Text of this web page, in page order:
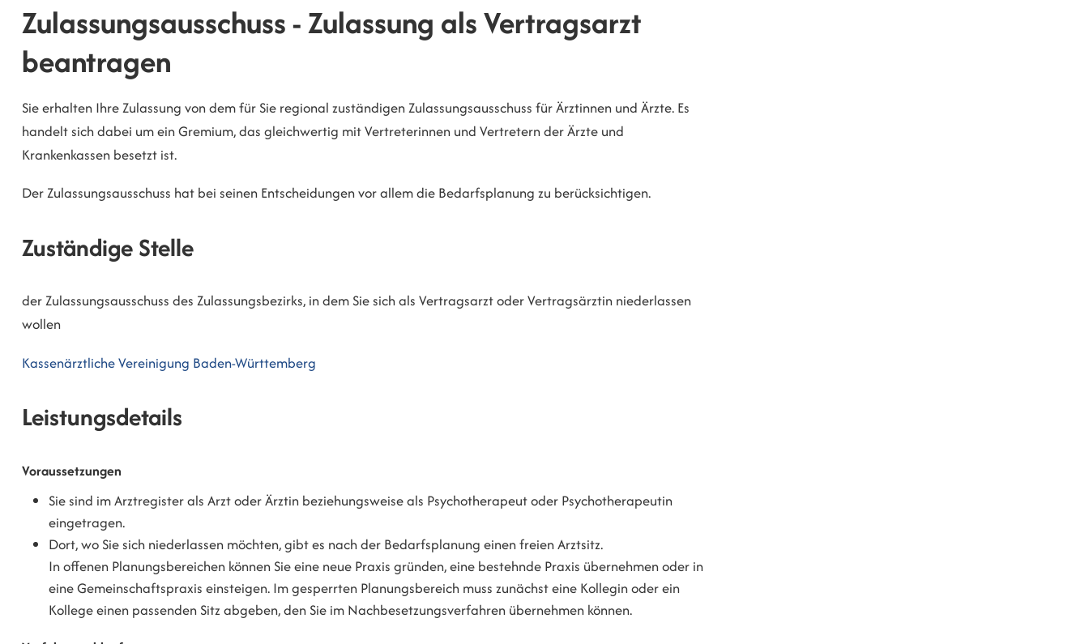
Zulassungsausschuss - Zulassung als Vertragsarzt
beantragen
Sie erhalten Ihre Zulassung von dem für Sie regional zuständigen Zulassungsausschuss für Ärztinnen und Ärzte. Es
handelt sich dabei um ein Gremium, das gleichwertig mit Vertreterinnen und Vertretern der Ärzte und
Krankenkassen besetzt ist.
Der Zulassungsausschuss hat bei seinen Entscheidungen vor allem die Bedarfsplanung zu berücksichtigen.
Zuständige Stelle
der Zulassungsausschuss des Zulassungsbezirks, in dem Sie sich als Vertragsarzt oder Vertragsärztin niederlassen
wollen
Kassenärztliche Vereinigung Baden-Württemberg
Leistungsdetails
Voraussetzungen
Sie sind im Arztregister als Arzt oder Ärztin beziehungsweise als Psychotherapeut oder Psychotherapeutin
eingetragen.
Dort, wo Sie sich niederlassen möchten, gibt es nach der Bedarfsplanung einen freien Arztsitz.
In offenen Planungsbereichen können Sie eine neue Praxis gründen, eine bestehnde Praxis übernehmen oder in
eine Gemeinschaftspraxis einsteigen. Im gesperrten Planungsbereich muss zunächst eine Kollegin oder ein
Kollege einen passenden Sitz abgeben, den Sie im Nachbesetzungsverfahren übernehmen können.